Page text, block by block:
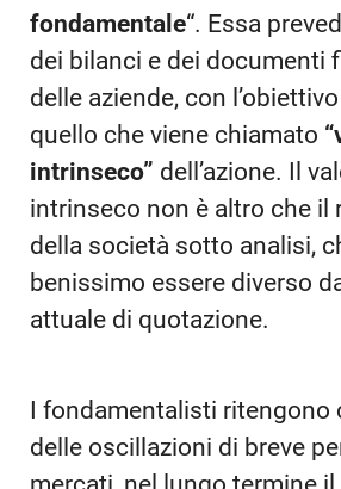
fondamentale“. Essa
dei bilanci e dei documenti
delle aziende, con
quello che viene chiamato
intrinseco” dell’azione. Il
intrinseco non è altro che il
della società sotto analisi,
benissimo essere diverso
attuale di quotazione.
I fondamentalisti ritengono
delle oscillazioni di breve